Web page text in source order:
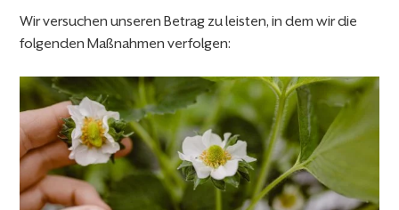
Wir versuchen unseren Betrag zu leisten, in dem wir die
folgenden Maßnahmen verfolgen: